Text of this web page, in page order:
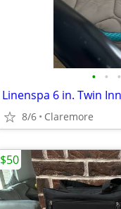
• • •
Linenspa 6 in. Twin
8/6 Claremore
$50